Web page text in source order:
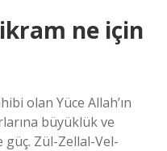
ne için
olan Yüce Allah’ın
büyüklük ve
Zül-Zellal-Vel-